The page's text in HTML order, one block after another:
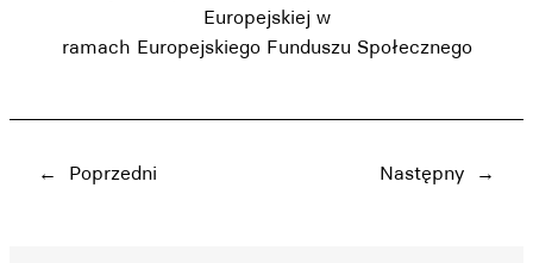
Europejskiej w
ramach Europejskiego Funduszu Społecznego
← Poprzedni Następny →